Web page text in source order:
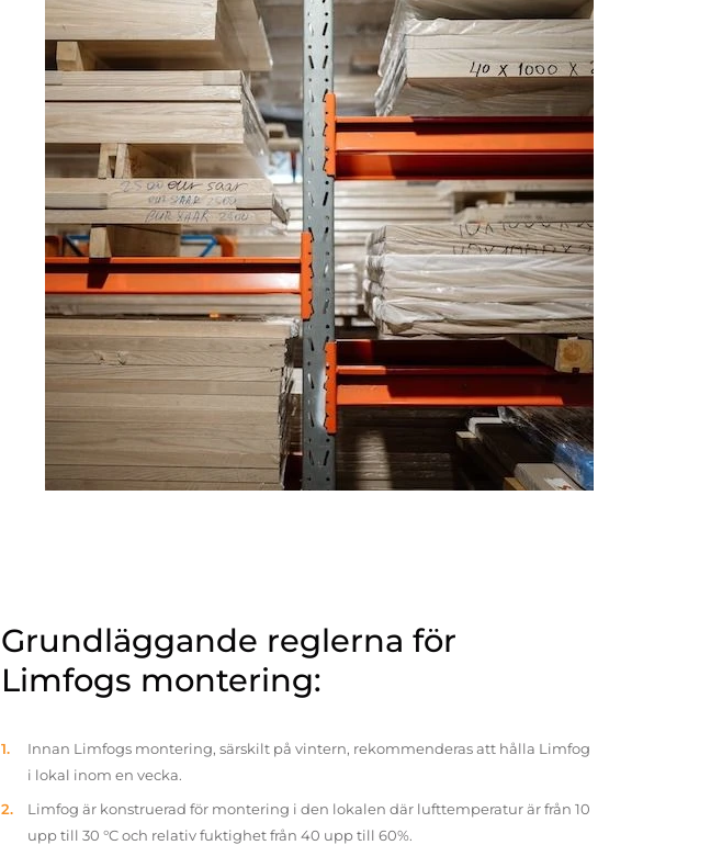
Grundläggande reglerna för
Limfogs montering:
Innan Limfogs montering, särskilt på vintern, rekommenderas att hålla Limfog
i lokal inom en vecka.
Limfog är konstruerad för montering i den lokalen där lufttemperatur är från 10
upp till 30 °C och relativ fuktighet från 40 upp till 60%.